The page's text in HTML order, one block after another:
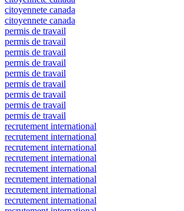
citoyennete canada
citoyennete canada
permis de travail
permis de travail
permis de travail
permis de travail
permis de travail
permis de travail
permis de travail
permis de travail
permis de travail
recrutement international
recrutement international
recrutement international
recrutement international
recrutement international
recrutement international
recrutement international
recrutement international